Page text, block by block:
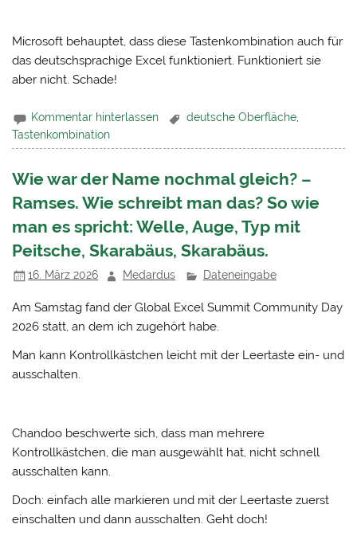
Microsoft behauptet, dass diese Tastenkombination auch für
das deutschsprachige Excel funktioniert. Funktioniert sie
aber nicht. Schade!
Kommentar hinterlassen deutsche Oberfläche,
Tastenkombination
Wie war der Name nochmal gleich? –
Ramses. Wie schreibt man das? So wie
man es spricht: Welle, Auge, Typ mit
Peitsche, Skarabäus, Skarabäus.
16. März 2026 Medardus Dateneingabe
Am Samstag fand der Global Excel Summit Community Day
2026 statt, an dem ich zugehört habe.
Man kann Kontrollkästchen leicht mit der Leertaste ein- und
ausschalten.
Chandoo beschwerte sich, dass man mehrere
Kontrollkästchen, die man ausgewählt hat, nicht schnell
ausschalten kann.
Doch: einfach alle markieren und mit der Leertaste zuerst
einschalten und dann ausschalten. Geht doch!